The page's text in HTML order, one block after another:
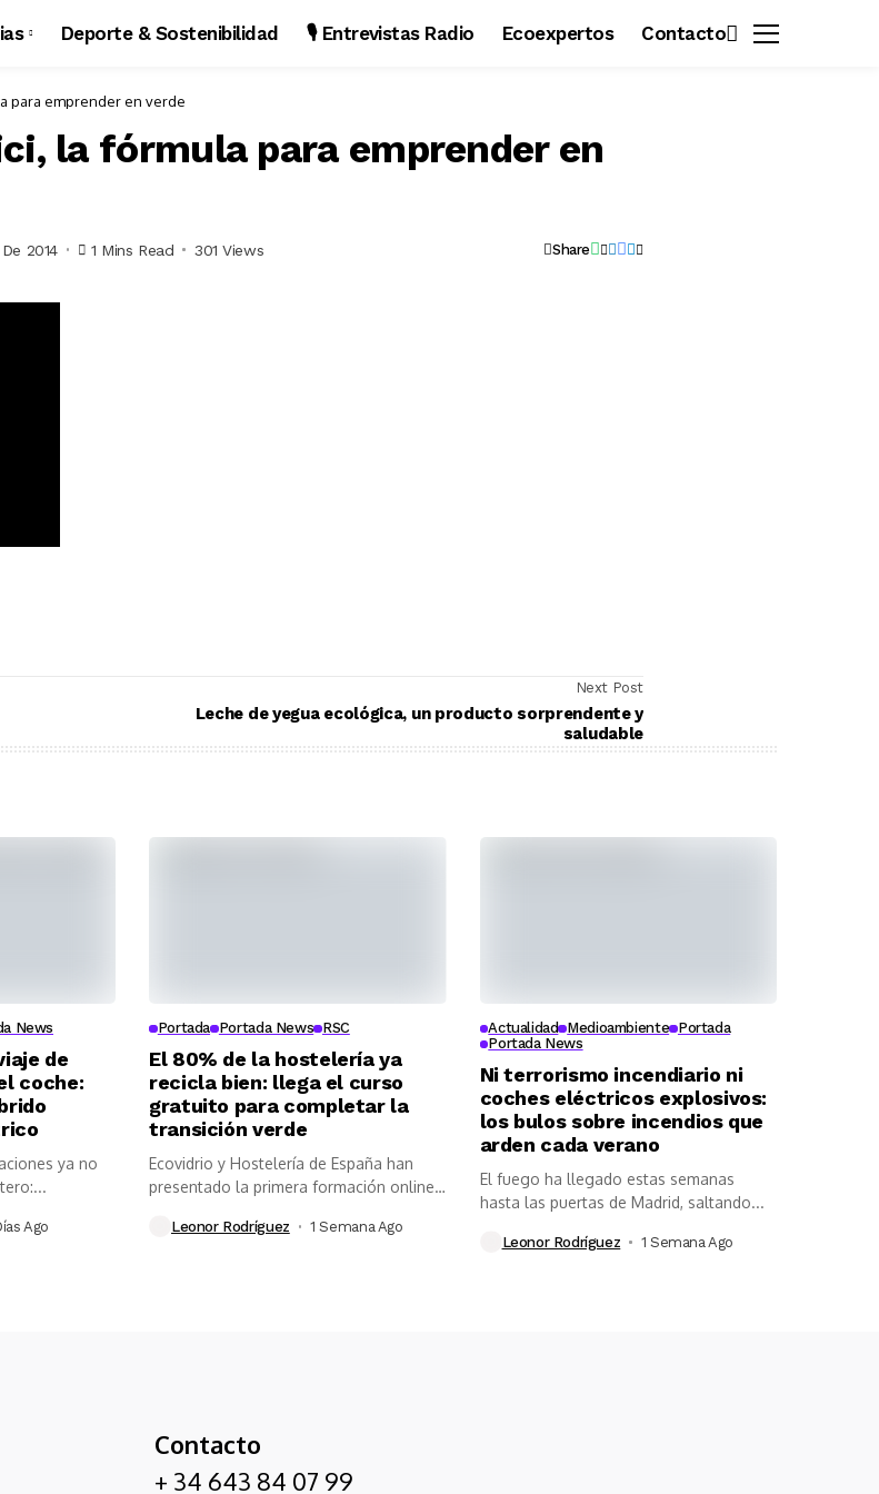
Deporte & Sostenibilidad 🎙️ Entrevistas Radio Ecoexpertos Contacto
para emprender en verde
la fórmula para emprender en
2014 1 Mins Read 301 Views Share
Next Post
Leche de yegua ecológica, un producto sorprendente y
saludable
News
de
coche:
ya no
Ago
Portada Portada News RSC
El 80% de la hostelería ya
recicla bien: llega el curso
gratuito para completar la
transición verde
Ecovidrio y Hostelería de España han
presentado la primera formación online,
Leonor Rodríguez 1 Semana Ago
Actualidad Medioambiente Portada
Portada News
Ni terrorismo incendiario ni
coches eléctricos explosivos:
los bulos sobre incendios que
arden cada verano
El fuego ha llegado estas semanas
hasta las puertas de Madrid, saltando...
Leonor Rodríguez 1 Semana Ago
Contacto
+ 34 643 84 07 99